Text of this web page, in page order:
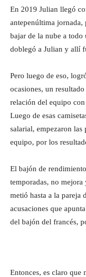
En 2019 Julian llegó
antepenúltima jornada,
bajar de la nube a
doblegó a Julian y allí
Pero luego de eso,
ocasiones, un
relación del equipo
Luego de esas
salarial, empezaron
equipo, por los
El bajón de
temporadas, no
metió hasta a la pareja
acusaciones que
del bajón del francés,
Entonces, es claro que